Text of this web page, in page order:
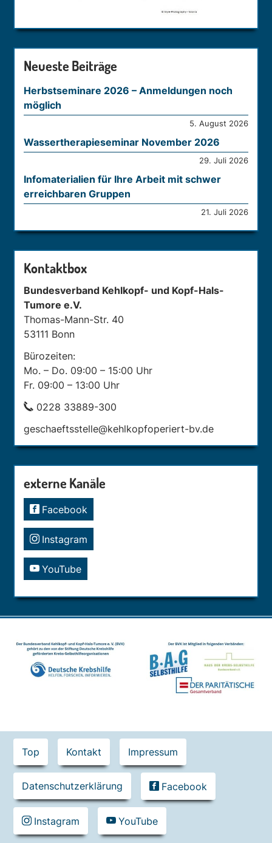
Neueste Beiträge
Herbstseminare 2026 – Anmeldungen noch
möglich
5. August 2026
Wassertherapieseminar November 2026
29. Juli 2026
Infomaterialien für Ihre Arbeit mit schwer
erreichbaren Gruppen
21. Juli 2026
Kontaktbox
Bundesverband Kehlkopf- und Kopf-Hals-
Tumore e.V.
Thomas-Mann-Str. 40
53111 Bonn
Bürozeiten:
Mo. – Do. 09:00 – 15:00 Uhr
Fr. 09:00 – 13:00 Uhr
0228 33889-300
geschaeftsstelle@kehlkopfoperiert-bv.de
externe Kanäle
Facebook
Instagram
YouTube
Contact
Menu
Top Kontakt Impressum
Datenschutzerklärung Facebook
Instagram YouTube